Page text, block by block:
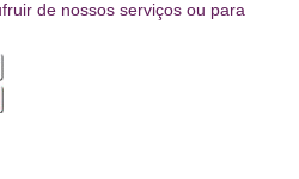
de nossos serviços ou para